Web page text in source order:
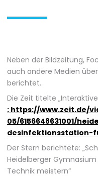
Neben der Bildzeitung,
auch andere Medien
berichtet.
Die Zeit titelte
: https://www.zeit.de/
05/6156648631001/
desinfektionsstation-
Der Stern berichtete:
Heidelberger
Technik meistern“